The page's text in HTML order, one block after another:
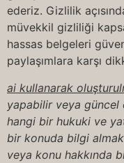
ederiz. Gizlilik
müvekkil gizliliği
hassas belgeleri
paylaşımlara karşı
ai kullanarak
yapabilir veya
hangi bir hukuki ve
bir konuda bilgi
veya konu hakkında